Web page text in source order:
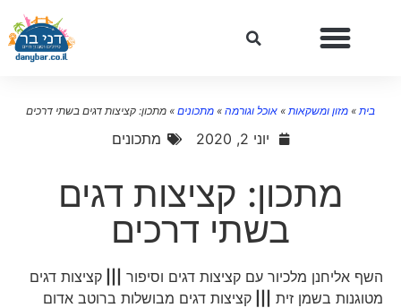
»מזון ומשקאות»אוכל וגורמה»מתכונים»מתכון: קציצות דגים בשתי דרכים
יוני 2, 2020 מתכונים
מתכון: קציצות דגים
בשתי דרכים
השף אליחנן מלכיור עם קציצות דגים וסיפור|||
קציצות דגים
מטוגנות בשמן זית|||
קציצות דגים מבושלות ברוטב אדום